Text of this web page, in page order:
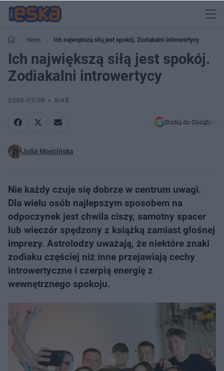
News Ich największą siłą jest spokój. Zodiakalni introwertycy
Ich największą siłą jest spokój.
Zodiakalni introwertycy
2026-07-09 8:43
Dodaj do Google
Julia Mościńska
Nie każdy czuje się dobrze w centrum uwagi.
Dla wielu osób najlepszym sposobem na
odpoczynek jest chwila ciszy, samotny spacer
lub wieczór spędzony z książką zamiast głośnej
imprezy. Astrolodzy uważają, że niektóre znaki
zodiaku częściej niż inne przejawiają cechy
introwertyczne i czerpią energię z
wewnętrznego spokoju.